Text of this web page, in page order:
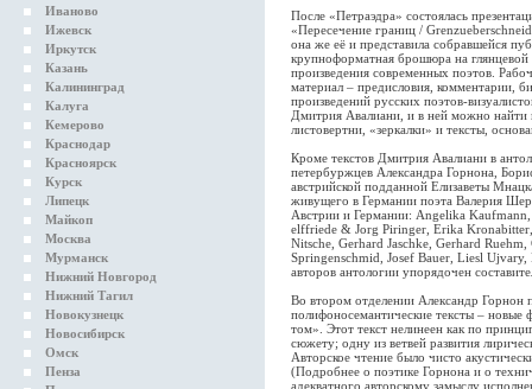
Иваново
Ижевск
Иркутск
Казань
Калининград
Калуга
Кемерово
Краснодар
Красноярск
Курск
Липецк
Майкоп
Москва
Мурманск
Нижний Новгород
Нижний Тагил
Новокузнецк
Новосибирск
Омск
Пенза
После «Петраэдра» состоялась
«Пересечение границ /
она же её и представила собравшейся
крупноформатная брошюра на
произведения современных поэтов.
материал – предисловия, комментарии,
произведений русских поэтов-
Дмитрия Авалиани, и в ней можно найти
листовертни, «зеркалки» и тексты,
Кроме текстов Дмитрия Авалиани в
петербуржцев Александра Горнона,
австрийской подданной Елизаветы
живущего в Германии поэта Валерия
Австрии и Германии: Angelika
elffriede & Jorg Piringer, Erika
Nitsche, Gerhard Jaschke, Gerhard
Springenschmid, Josef Bauer, Liesl
авторов антологии упорядочен
Во втором отделении Александр Горнон
полифоносемантические тексты – новые
том». Этот текст нелинеен как по
сюжету; одну из ветвей развития
Авторское чтение было чисто
(Подробнее о поэтике Горнона и о
адекватного авторскому замыслу